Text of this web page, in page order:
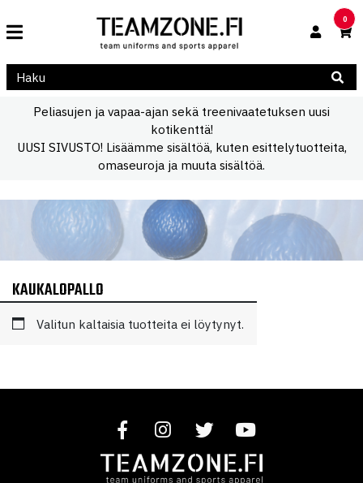
0
Peliasujen ja vapaa-ajan sekä treenivaatetuksen uusi
kotikenttä!
UUSI SIVUSTO! Lisäämme sisältöä, kuten esittelytuotteita,
omaseuroja ja muuta sisältöä.
KAUKALOPALLO
Home»Omaseura»Kaukalopallo
Valitun kaltaisia tuotteita ei löytynyt.